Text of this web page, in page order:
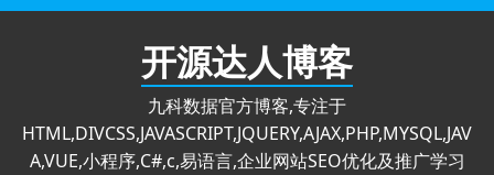
跳
开源达人博客
九科数据官方博客,专注于
HTML,DIVCSS,JAVASCRIPT,JQUERY,AJAX,PHP,MYSQL,JAV
A,VUE,小程序,C#,c,易语言,企业网站SEO优化及推广学习